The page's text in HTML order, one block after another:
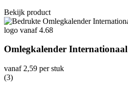
Bekijk product
Omlegkalender Internationaal
vanaf 2,59 per stuk
(3)